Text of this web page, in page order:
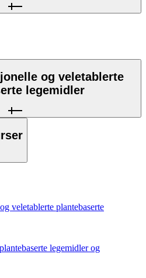
og veletablerte
legemidler
veletablerte plantebaserte
legemidler og